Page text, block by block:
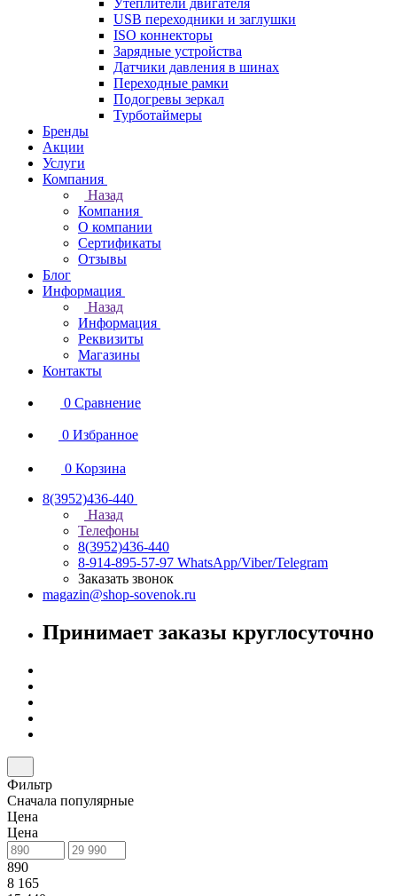
Утеплители двигателя
USB переходники и заглушки
ISO коннекторы
Зарядные устройства
Датчики давления в шинах
Переходные рамки
Подогревы зеркал
Турботаймеры
Бренды
Акции
Услуги
Компания
Назад
Компания
О компании
Сертификаты
Отзывы
Блог
Информация
Назад
Информация
Реквизиты
Магазины
Контакты
0 Сравнение
0 Избранное
0 Корзина
8(3952)436-440
Назад
Телефоны
8(3952)436-440
8-914-895-57-97 WhatsApp/Viber/Telegram
Заказать звонок
magazin@shop-sovenok.ru
Принимает заказы круглосуточно
Фильтр
Сначала популярные
Цена
Цена
890
8 165